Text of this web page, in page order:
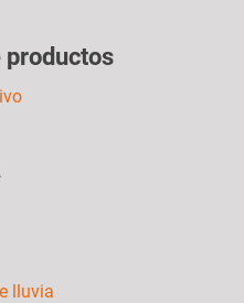
productos
lluvia